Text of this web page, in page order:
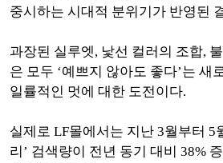
중시하는 시대적 분위기가 반영된
과장된 실루엣, 낯선 컬러의 조합,
은 모두 ‘예쁘지 않아도 좋다’는 새
일률적인 멋에 대한 도전이다.
실제로 LF몰에서는 지난 3월부터 5
리’ 검색량이 전년 동기 대비 38%